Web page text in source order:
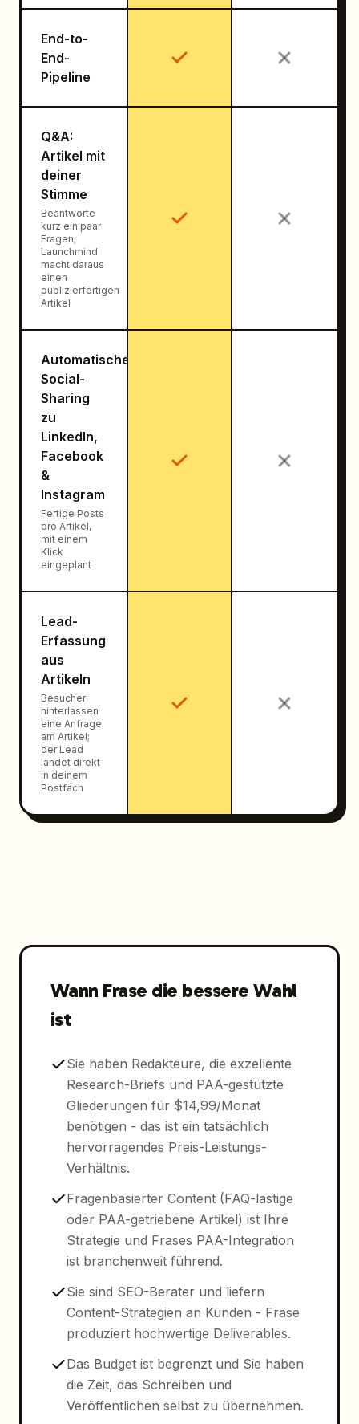
End-to-
End-
Pipeline
Q&A:
Artikel mit
deiner
Stimme
Beantworte
kurz ein paar
Fragen;
Launchmind
macht daraus
einen
publizierfertigen
Artikel
Automatisches
Social-
Sharing
zu
LinkedIn,
Facebook
&
Instagram
Fertige Posts
pro Artikel,
mit einem
Klick
eingeplant
Lead-
Erfassung
aus
Artikeln
Besucher
hinterlassen
eine Anfrage
am Artikel;
der Lead
landet direkt
in deinem
Postfach
Wann Frase die bessere Wahl
ist
Sie haben Redakteure, die exzellente
Research-Briefs und PAA-gestützte
Gliederungen für $14,99/Monat
benötigen - das ist ein tatsächlich
hervorragendes Preis-Leistungs-
Verhältnis.
Fragenbasierter Content (FAQ-lastige
oder PAA-getriebene Artikel) ist Ihre
Strategie und Frases PAA-Integration
ist branchenweit führend.
Sie sind SEO-Berater und liefern
Content-Strategien an Kunden - Frase
produziert hochwertige Deliverables.
Das Budget ist begrenzt und Sie haben
die Zeit, das Schreiben und
Veröffentlichen selbst zu übernehmen.